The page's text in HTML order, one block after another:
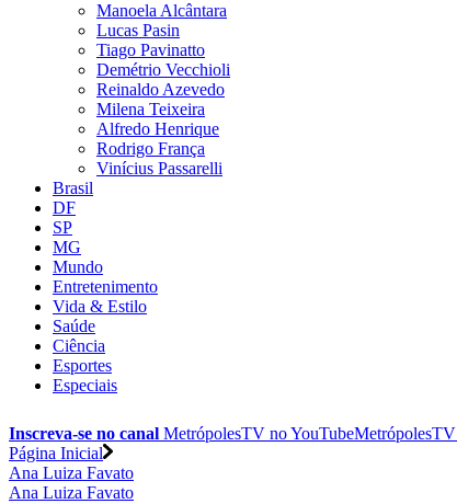
Manoela Alcântara
Lucas Pasin
Tiago Pavinatto
Demétrio Vecchioli
Reinaldo Azevedo
Milena Teixeira
Alfredo Henrique
Rodrigo França
Vinícius Passarelli
Brasil
DF
SP
MG
Mundo
Entretenimento
Vida & Estilo
Saúde
Ciência
Esportes
Especiais
Inscreva-se no canal MetrópolesTV noYouTubeMetrópolesTV
Página Inicial
Ana Luiza Favato
Ana Luiza Favato